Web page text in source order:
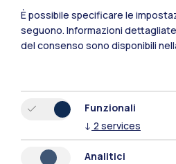
Tutti i siti dell’ecosistema
È possibile specificare le
seguono. Informazioni
del consenso sono disponibili
Funzionali
↓ 2 services
Analitici